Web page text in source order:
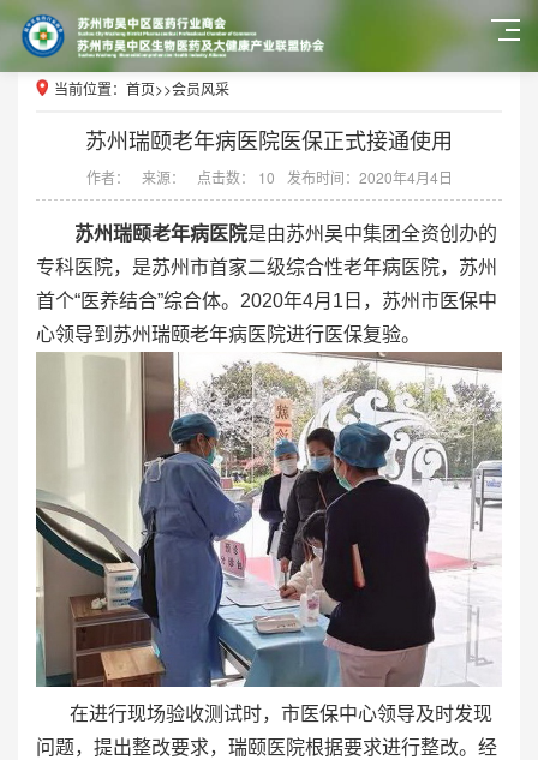
当前位置： 首页>>会员风采
苏州瑞颐老年病医院医保正式接通使用
作者： 来源： 点击数： 10 发布时间：2020年4月4日
苏州瑞颐老年病医院是由苏州吴中集团全资创办的
专科医院，是苏州市首家二级综合性老年病医院，苏州
首个“医养结合”综合体。2020年4月1日，苏州市医保中
心领导到苏州瑞颐老年病医院进行医保复验。
在进行现场验收测试时，市医保中心领导及时发现
问题，提出整改要求，瑞颐医院根据要求进行整改。经